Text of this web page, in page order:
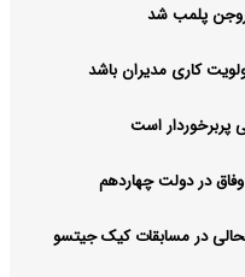
کاری مدیران باشد
پربرخوردار است
در دولت چهاردهم
در مسابقات کیک جیتسو